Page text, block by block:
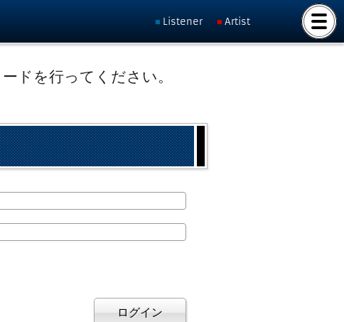
Listener Artist
ドを行ってください。